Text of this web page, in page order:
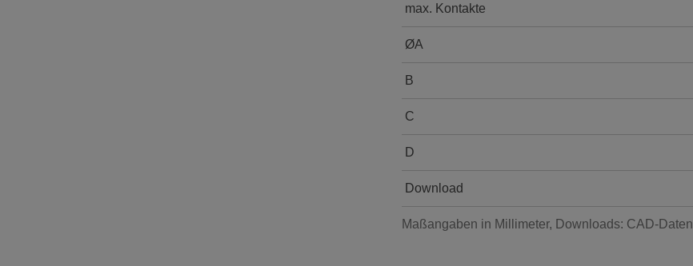
Maßangaben in Millimeter, Downloads: CAD-Daten
max. Kontakte
ØA
B
C
D
Download